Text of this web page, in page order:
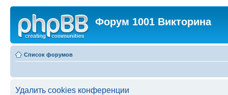
Форум 1001 Викторина
Список форумов
Удалить cookies конференции